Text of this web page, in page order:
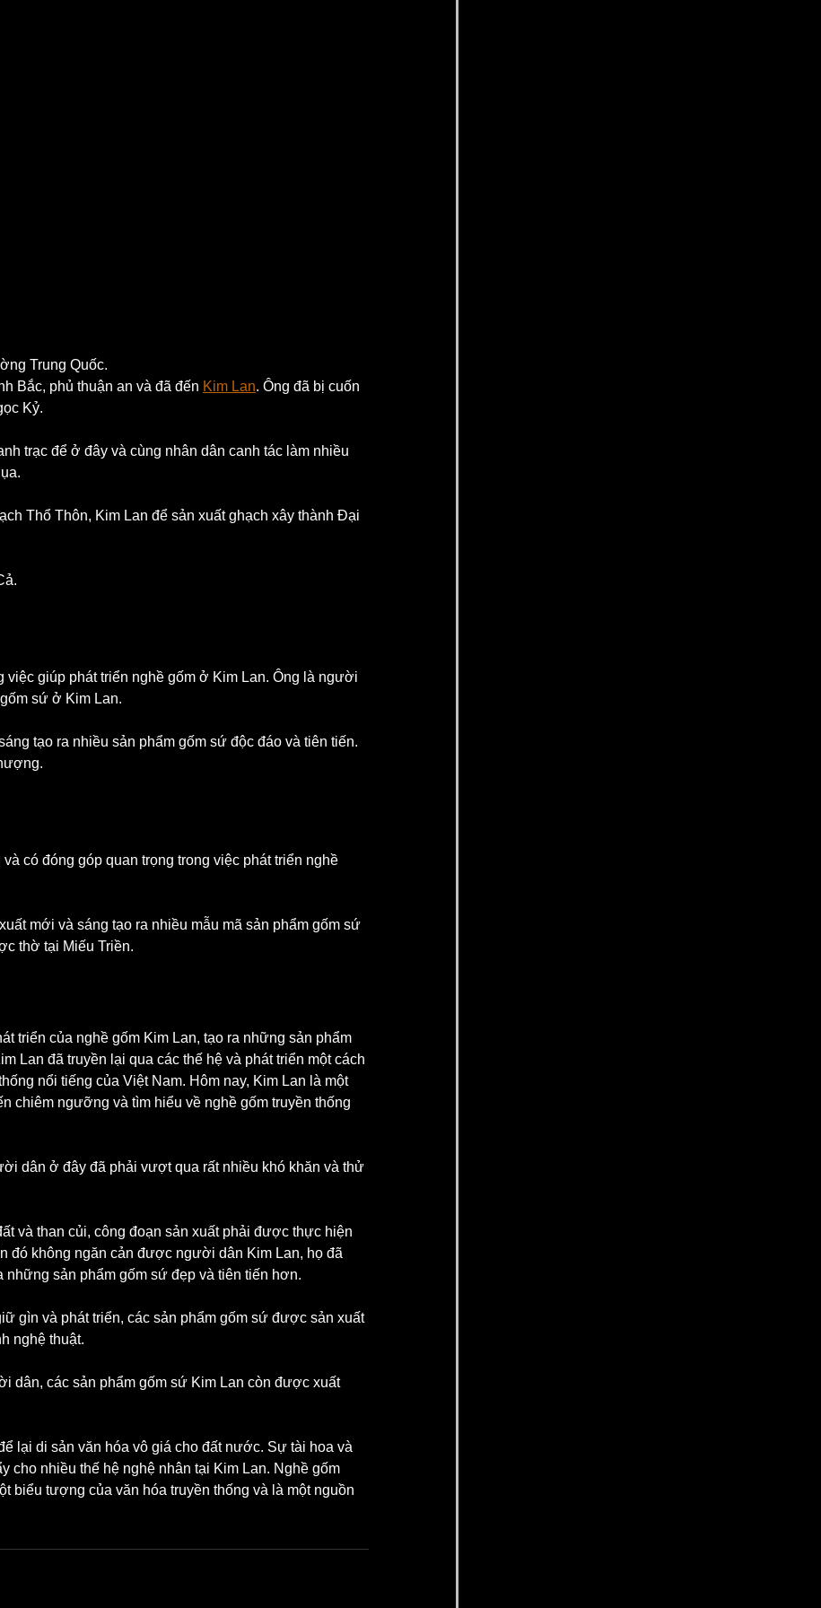
Trung Quốc.
Bắc, phủ thuận an và đã đến Kim Lan. Ông đã bị cuốn
Kỷ.
giúp phát triển nghề gốm ở Kim Lan. Ông là người
sứ ở Kim Lan.
có đóng góp quan trọng trong việc phát triển nghề
thờ tại Miếu Triền.
triển của nghề gốm Kim Lan, tạo ra những sản phẩm
Lan đã truyền lại qua các thế hệ và phát triển một cách
nổi tiếng của Việt Nam. Hôm nay, Kim Lan là một
chiêm ngưỡng và tìm hiểu về nghề gốm truyền thống
dân ở đây đã phải vượt qua rất nhiều khó khăn và thử
đó không ngăn cản được người dân Kim Lan, họ đã
sản phẩm gốm sứ đẹp và tiên tiến hơn.
gìn và phát triển, các sản phẩm gốm sứ được sản xuất
nghệ thuật.
lại di sản văn hóa vô giá cho đất nước. Sự tài hoa và
cho nhiều thế hệ nghệ nhân tại Kim Lan. Nghề gốm
biểu tượng của văn hóa truyền thống và là một nguồn